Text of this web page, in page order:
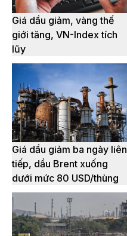
Giá dầu giảm, vàng thế
giới tăng, VN-Index tích
lũy
Giá dầu giảm ba ngày liên
tiếp, dầu Brent xuống
dưới mức 80 USD/thùng